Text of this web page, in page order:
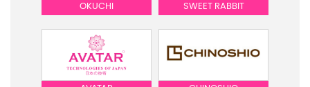
OKUCHI SWEET RABBIT